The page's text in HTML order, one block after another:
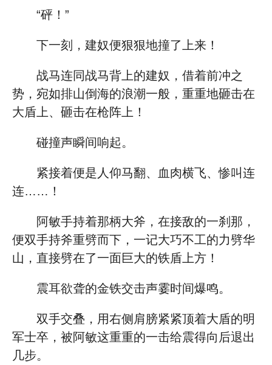
“砰！”
下一刻，建奴便狠狠地撞了上来！
战马连同战马背上的建奴，借着前冲之
势，宛如排山倒海的浪潮一般，重重地砸击在
大盾上、砸击在枪阵上！
碰撞声瞬间响起。
紧接着便是人仰马翻、血肉横飞、惨叫连
连……！
阿敏手持着那柄大斧，在接敌的一刹那，
便双手持斧重劈而下，一记大巧不工的力劈华
山，直接劈在了一面巨大的铁盾上方！
震耳欲聋的金铁交击声霎时间爆鸣。
双手交叠，用右侧肩膀紧紧顶着大盾的明
军士卒，被阿敏这重重的一击给震得向后退出
几步。